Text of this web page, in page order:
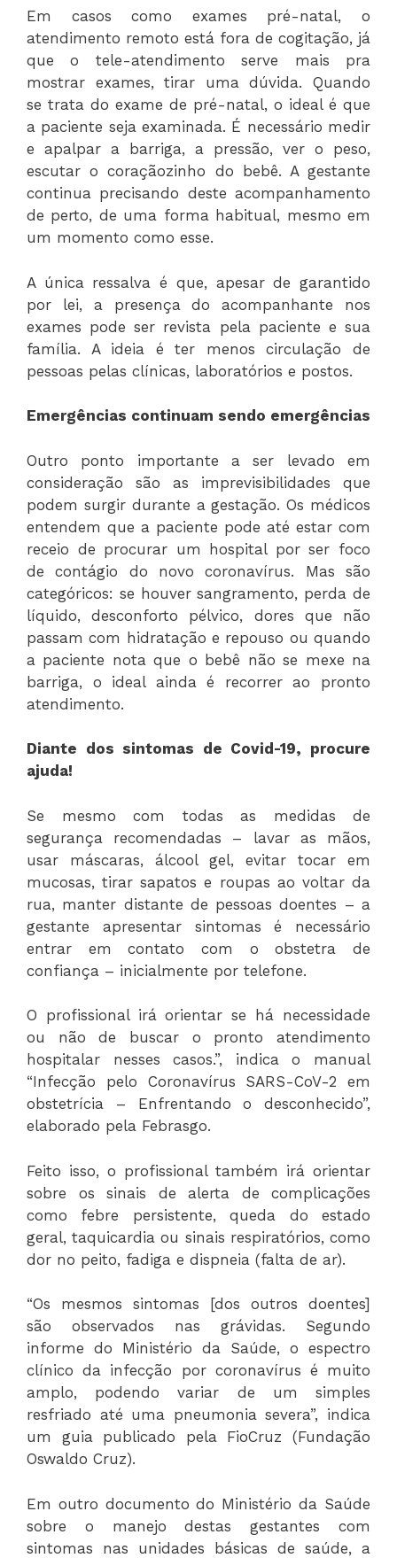
Em casos como exames pré-natal, o
atendimento remoto está fora de cogitação, já
que o tele-atendimento serve mais pra
mostrar exames, tirar uma dúvida. Quando
se trata do exame de pré-natal, o ideal é que
a paciente seja examinada. É necessário medir
e apalpar a barriga, a pressão, ver o peso,
escutar o coraçãozinho do bebê. A gestante
continua precisando deste acompanhamento
de perto, de uma forma habitual, mesmo em
um momento como esse.
A única ressalva é que, apesar de garantido
por lei, a presença do acompanhante nos
exames pode ser revista pela paciente e sua
família. A ideia é ter menos circulação de
pessoas pelas clínicas, laboratórios e postos.
Emergências continuam sendo emergências
Outro ponto importante a ser levado em
consideração são as imprevisibilidades que
podem surgir durante a gestação. Os médicos
entendem que a paciente pode até estar com
receio de procurar um hospital por ser foco
de contágio do novo coronavírus. Mas são
categóricos: se houver sangramento, perda de
líquido, desconforto pélvico, dores que não
passam com hidratação e repouso ou quando
a paciente nota que o bebê não se mexe na
barriga, o ideal ainda é recorrer ao pronto
atendimento.
Diante dos sintomas de Covid-19, procure
ajuda!
Se mesmo com todas as medidas de
segurança recomendadas – lavar as mãos,
usar máscaras, álcool gel, evitar tocar em
mucosas, tirar sapatos e roupas ao voltar da
rua, manter distante de pessoas doentes – a
gestante apresentar sintomas é necessário
entrar em contato com o obstetra de
confiança – inicialmente por telefone.
O profissional irá orientar se há necessidade
ou não de buscar o pronto atendimento
hospitalar nesses casos.”, indica o manual
“Infecção pelo Coronavírus SARS-CoV-2 em
obstetrícia – Enfrentando o desconhecido”,
elaborado pela Febrasgo.
Feito isso, o profissional também irá orientar
sobre os sinais de alerta de complicações
como febre persistente, queda do estado
geral, taquicardia ou sinais respiratórios, como
dor no peito, fadiga e dispneia (falta de ar).
“Os mesmos sintomas [dos outros doentes]
são observados nas grávidas. Segundo
informe do Ministério da Saúde, o espectro
clínico da infecção por coronavírus é muito
amplo, podendo variar de um simples
resfriado até uma pneumonia severa”, indica
um guia publicado pela FioCruz (Fundação
Oswaldo Cruz).
Em outro documento do Ministério da Saúde
sobre o manejo destas gestantes com
sintomas nas unidades básicas de saúde, a